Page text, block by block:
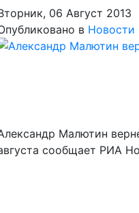
06 Август 2013
в Новости
Малютин
сообщает РИА